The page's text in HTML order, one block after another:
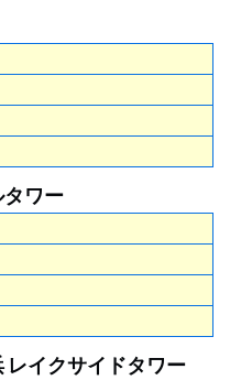
ワー
レイクサイドタワー